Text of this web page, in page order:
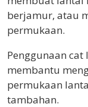
berjamur, atau
permukaan.
Penggunaan
membantu
permukaan
tambahan.